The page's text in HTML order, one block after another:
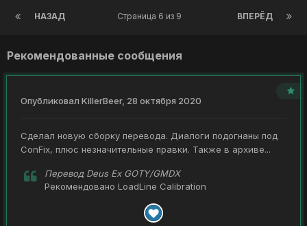
НАЗАД ВПЕРЁД
Страница 6 из 9
Рекомендованные сообщения
Опубликовал KillerBeer, 28 октября 2020
Сделал новую сборку перевода. Диалоги подогнаны под
ConFix, плюс незначительные правки. Также в архиве...
Перевод Deus Ex GOTY/GMDX
Рекомендовано LoadLine Calibration